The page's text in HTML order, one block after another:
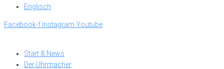
Englisch
Facebook-f Instagram Youtube
Start & News
Der Uhrmacher